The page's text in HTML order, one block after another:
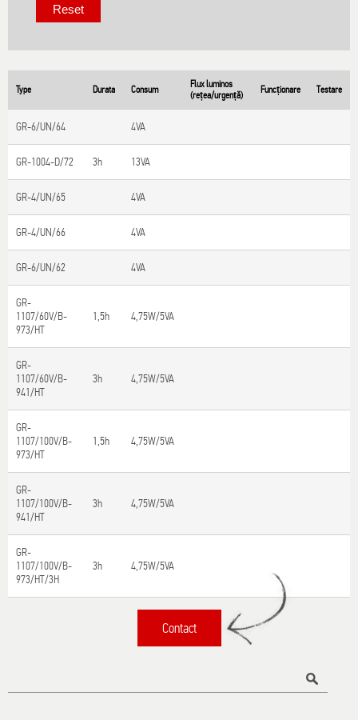
Type Durata Consum
Flux luminos
(rețea/urgență)
Funcționare Testare
GR-6/UN/64 4VA
GR-1004-D/72 3h 13VA
GR-4/UN/65 4VA
GR-4/UN/66 4VA
GR-6/UN/62 4VA
GR-
1107/60V/B-
973/HT
1,5h 4,75W/5VA
GR-
1107/60V/B-
941/HT
3h 4,75W/5VA
GR-
1107/100V/B-
973/HT
1,5h 4,75W/5VA
GR-
1107/100V/B-
941/HT
3h 4,75W/5VA
GR-
1107/100V/B-
973/HT/3H
3h 4,75W/5VA
Contact